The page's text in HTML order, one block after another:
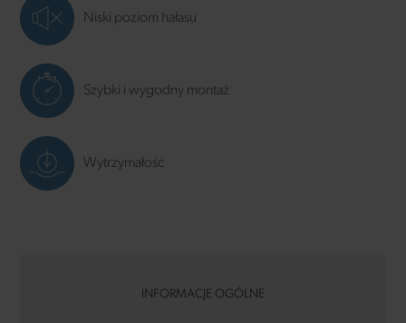
Niski poziom hałasu
Szybki i wygodny montaż
Wytrzymałość
INFORMACJE OGÓLNE